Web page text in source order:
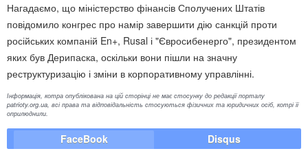
Нагадаємо, що міністерство фінансів Сполучених Штатів
повідомило конгрес про намір завершити дію санкцій проти
російських компаній En+, Rusal і "Євросибенерго", президентом
яких був Дерипаска, оскільки вони пішли на значну
реструктуризацію і зміни в корпоративному управлінні.
Інформація, котра опублікована на цій сторінці не має стосунку до редакції порталу
patrioty.org.ua, всі права та відповідальність стосуються фізичних та юридичних осіб, котрі її
оприлюднили.
FaceBook Disqus